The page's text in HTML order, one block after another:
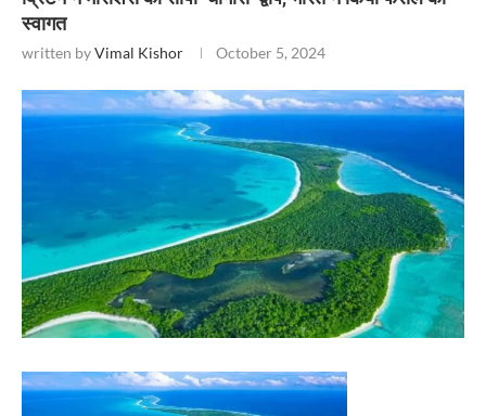
स्वागत
written byVimal Kishor October 5, 2024